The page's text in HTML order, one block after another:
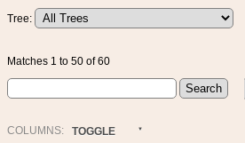
Tree:
Matches 1 to 50 of 60
COLUMN S: TOGGLE